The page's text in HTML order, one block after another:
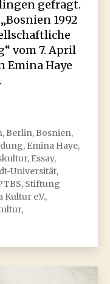
gefragt.
1992
vom 7. April
Haye
, Berlin, Bosnien,
, Emina Haye,
, Essay,
Universität,
, Stiftung
Kultur e.V.,
,